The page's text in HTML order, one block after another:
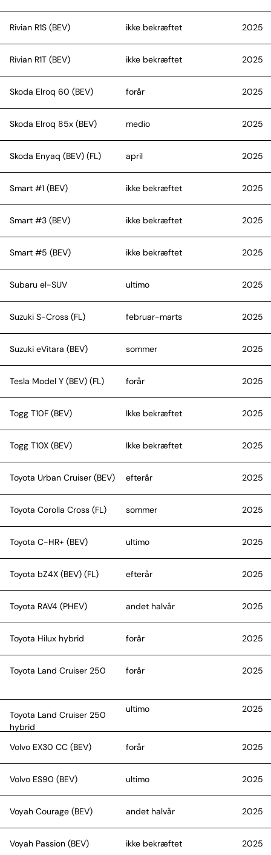
Rivian R1S (BEV) ikke bekræftet 2025
Rivian R1T (BEV) ikke bekræftet 2025
Skoda Elroq 60 (BEV) forår 2025
Skoda Elroq 85x (BEV) medio 2025
Skoda Enyaq (BEV) (FL) april 2025
Smart #1 (BEV) ikke bekræftet 2025
Smart #3 (BEV) ikke bekræftet 2025
Smart #5 (BEV) ikke bekræftet 2025
Subaru el-SUV ultimo 2025
Suzuki S-Cross (FL) februar-marts 2025
Suzuki eVitara (BEV) sommer 2025
Tesla Model Y (BEV) (FL) forår 2025
Togg T10F (BEV) Ikke bekræftet 2025
Togg T10X (BEV) Ikke bekræftet 2025
Toyota Urban Cruiser (BEV) efterår 2025
Toyota Corolla Cross (FL) sommer 2025
Toyota C-HR+ (BEV) ultimo 2025
Toyota bZ4X (BEV) (FL) efterår 2025
Toyota RAV4 (PHEV) andet halvår 2025
Toyota Hilux hybrid forår 2025
Toyota Land Cruiser 250 forår 2025
Toyota Land Cruiser 250
hybrid
ultimo 2025
Volvo EX30 CC (BEV) forår 2025
Volvo ES90 (BEV) ultimo 2025
Voyah Courage (BEV) andet halvår 2025
Voyah Passion (BEV) ikke bekræftet 2025